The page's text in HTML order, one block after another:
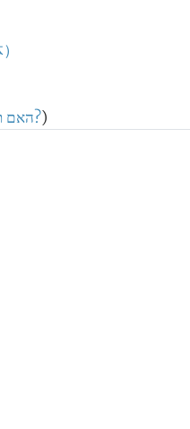
האם תוכל לתרגם?)